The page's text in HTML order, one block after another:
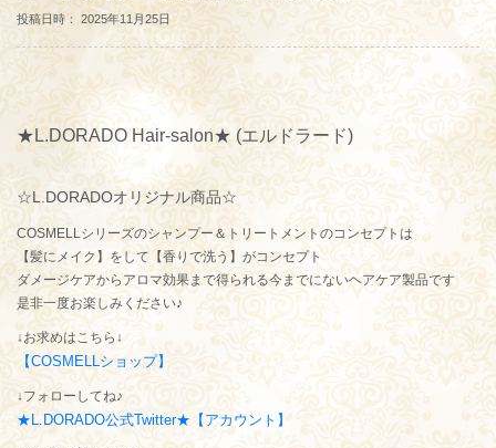
投稿日時： 2025年11月25日
★L.DORADO Hair-salon★ (エルドラード)
☆L.DORADOオリジナル商品☆
COSMELLシリーズのシャンプー＆トリートメントのコンセプトは
【髪にメイク】をして【香りで洗う】がコンセプト
ダメージケアからアロマ効果まで得られる今までにないヘアケア製品です
是非一度お楽しみください♪
↓お求めはこちら↓
【COSMELLショップ】
↓フォローしてね♪
★L.DORADO公式Twitter★【アカウント】